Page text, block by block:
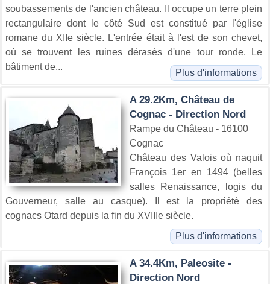
soubassements de l'ancien château. Il occupe un terre plein
rectangulaire dont le côté Sud est constitué par l'église
romane du XIIe siècle. L'entrée était à l'est de son chevet,
où se trouvent les ruines dérasés d'une tour ronde. Le
bâtiment de...
Plus d'informations
A 29.2Km, Château de
Cognac - Direction Nord
Rampe du Château - 16100
Cognac
Château des Valois où naquit
François 1er en 1494 (belles
salles Renaissance, logis du
Gouverneur, salle au casque). Il est la propriété des
cognacs Otard depuis la fin du XVIIIe siècle.
Plus d'informations
A 34.4Km, Paleosite -
Direction Nord